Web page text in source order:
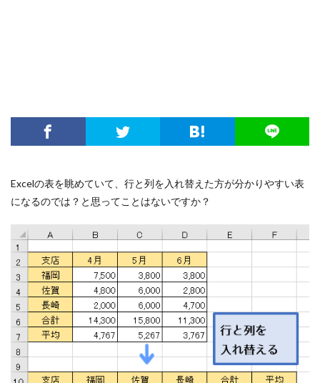
Excelの表を眺めていて、行と列を入れ替えた方が分かりやすい表
になるのでは？と思ってことはないですか？